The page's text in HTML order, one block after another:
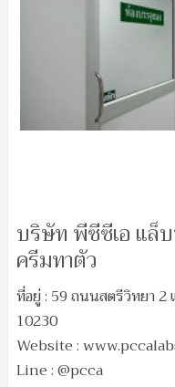
บริษัท พีซีซีเอ แล็
ครีมทาตัว
ที่อยู่ : 59 ถนนสตรีวิทยา 2
10230
Website :
Line : @pcca